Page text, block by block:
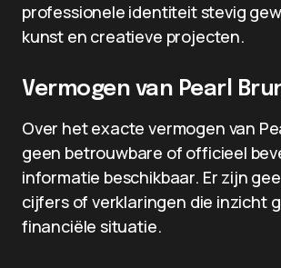
professionele identiteit stevig
kunst en creatieve projecten.
Vermogen van Pearl
Over het exacte vermogen van
geen betrouwbare of officieel
informatie beschikbaar. Er zijn
cijfers of verklaringen die inzicht
financiële situatie.